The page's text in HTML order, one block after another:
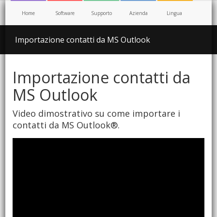
Home Software Supporto Azienda Lingua
Importazione contatti da MS Outlook
Importazione contatti da
MS Outlook
Video dimostrativo su come importare i
contatti da MS Outlook®.